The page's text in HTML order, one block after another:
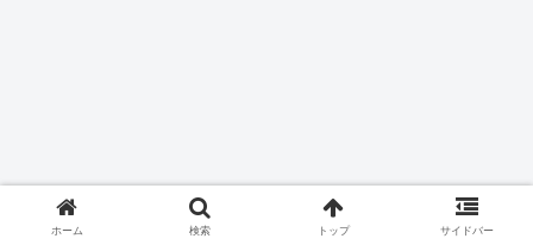
ホーム 検索 トップ サイドバー